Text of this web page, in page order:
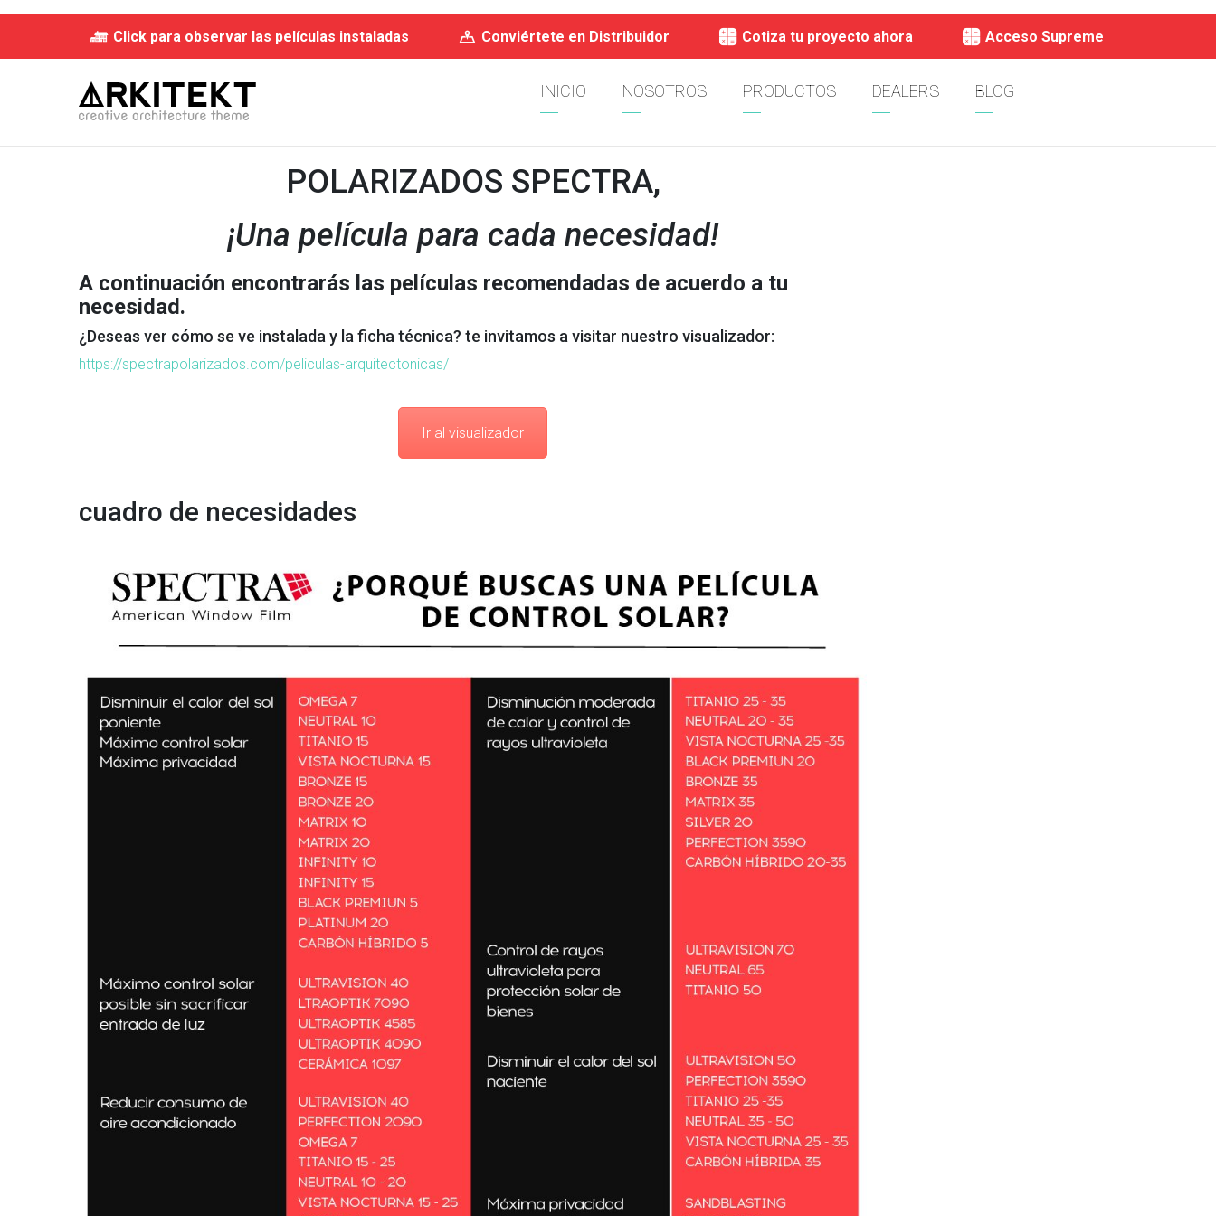
Click para observar las películas instaladas Conviértete en Distribuidor Cotiza tu proyecto ahora Acceso Supreme
INICIO NOSOTROS PRODUCTOS DEALERS BLOG
POLARIZADOS SPECTRA,
¡Una película para cada necesidad!
A continuación encontrarás las películas recomendadas de acuerdo a tu
necesidad.
¿Deseas ver cómo se ve instalada y la ficha técnica? te invitamos a visitar nuestro visualizador:
https://spectrapolarizados.com/peliculas-arquitectonicas/
Ir al visualizador
cuadro de necesidades